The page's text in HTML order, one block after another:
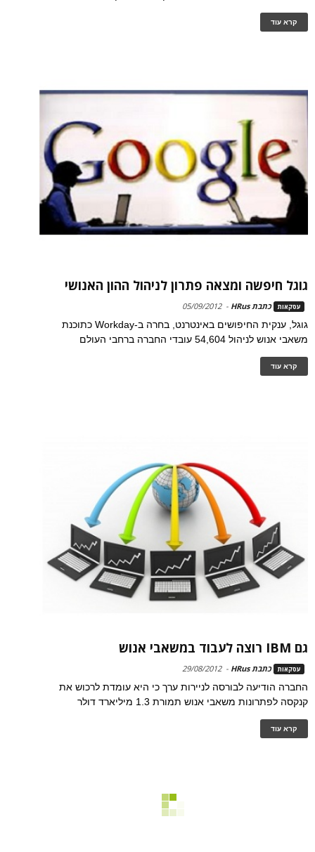
קרא עוד
גוגל חיפשה ומצאה פתרון לניהול ההון האנושי
עסקאות כתבת HRus -
05/09/2012
גוגל, ענקית החיפושים באינטרנט, בחרה ב-Workday כתוכנת
משאבי אנוש לניהול 54,604 עובדי החברה ברחבי העולם
קרא עוד
גם IBM רוצה לעבוד במשאבי אנוש
עסקאות כתבת HRus -
29/08/2012
החברה הודיעה לבורסה לניירות ערך כי היא עומדת לרכוש את
קנקסה לפתרונות משאבי אנוש תמורת 1.3 מיליארד דולר
קרא עוד